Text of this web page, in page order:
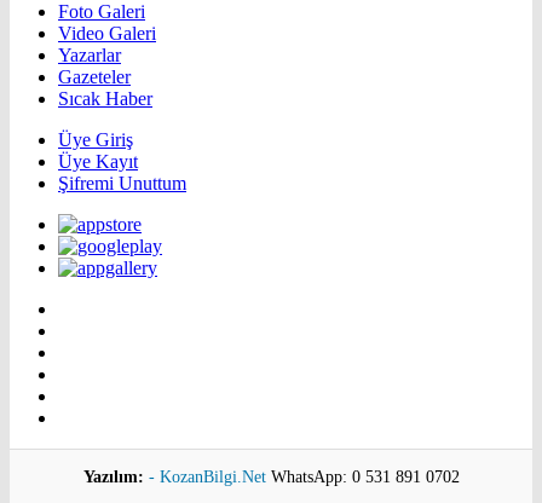
Foto Galeri
Video Galeri
Yazarlar
Gazeteler
Sıcak Haber
Üye Giriş
Üye Kayıt
Şifremi Unuttum
Yazılım: - KozanBilgi.Net WhatsApp: 0 531 891 0702